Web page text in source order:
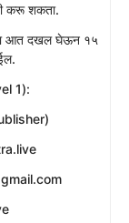
करू शकता.
आत दखल घेऊन १५
1):